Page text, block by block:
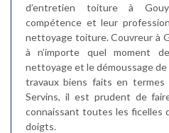
d’entretien toiture à
compétence et leur
nettoyage toiture. Couvreur à
à n’importe quel moment
nettoyage et le démoussage
travaux biens faits en
Servins, il est prudent de
connaissant toutes les ficelles
doigts.